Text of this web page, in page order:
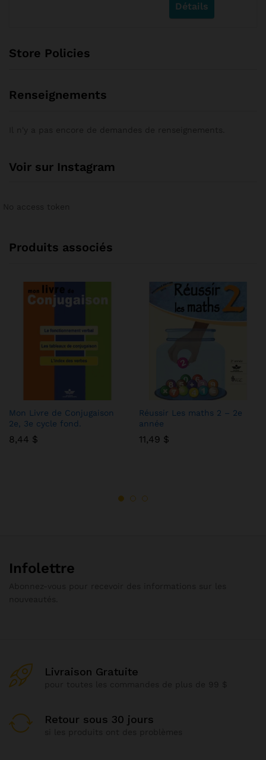
Détails
Store Policies
Renseignements
Voir sur Instagram
Produits associés
Mon Livre de Conjugaison
2e, 3e cycle fond.
8,44 $
Réussir Les maths 2 – 2e
année
11,49 $
Infolettre
Livraison Gratuite
Retour sous 30 jours